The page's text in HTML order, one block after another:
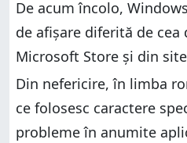
De acum încolo,
de afișare diferită de
Microsoft Store și din
Din nefericire, în limba
ce folosesc caractere
probleme în anumite